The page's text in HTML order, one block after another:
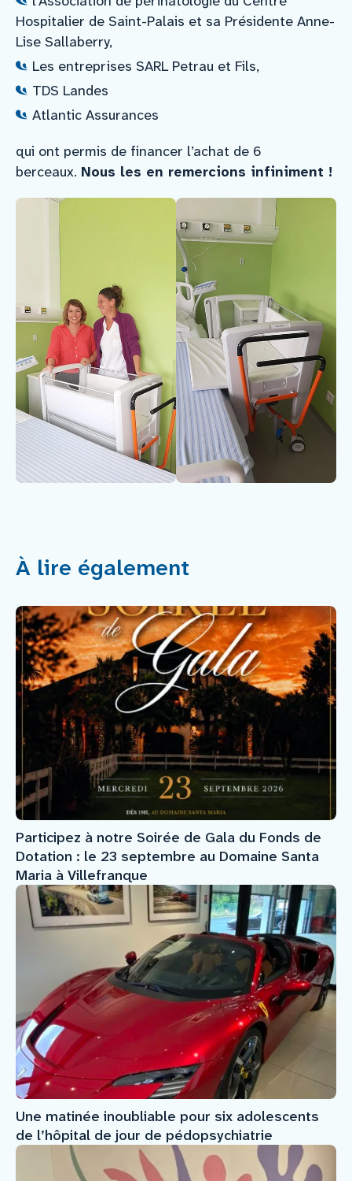
Hospitalier de Saint-Palais et sa Présidente Anne-
Lise Sallaberry,
Les entreprises SARL Petrau et Fils,
TDS Landes
Atlantic Assurances
qui ont permis de financer l’achat de 6
berceaux. Nous les en remercions infiniment !
À lire également
Participez à notre Soirée de Gala du Fonds de
Dotation : le 23 septembre au Domaine Santa
Maria à Villefranque
Une matinée inoubliable pour six adolescents
de l’hôpital de jour de pédopsychiatrie